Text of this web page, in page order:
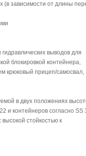
зависимости от длины
выводов для
блокировкой контейнера,
крюковый прицеп/самосвал,
в двух положениях
и контейнеров согласно SS
стойкостью к